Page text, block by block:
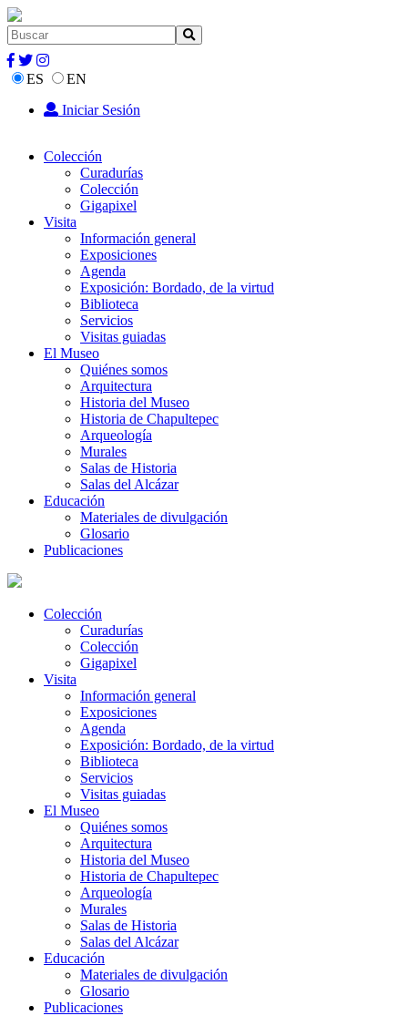
ES
EN
Iniciar Sesión
Colección
Curadurías
Colección
Gigapixel
Visita
Información general
Exposiciones
Agenda
Exposición: Bordado, de la virtud
Biblioteca
Servicios
Visitas guiadas
El Museo
Quiénes somos
Arquitectura
Historia del Museo
Historia de Chapultepec
Arqueología
Murales
Salas de Historia
Salas del Alcázar
Educación
Materiales de divulgación
Glosario
Publicaciones
Colección
Curadurías
Colección
Gigapixel
Visita
Información general
Exposiciones
Agenda
Exposición: Bordado, de la virtud
Biblioteca
Servicios
Visitas guiadas
El Museo
Quiénes somos
Arquitectura
Historia del Museo
Historia de Chapultepec
Arqueología
Murales
Salas de Historia
Salas del Alcázar
Educación
Materiales de divulgación
Glosario
Publicaciones